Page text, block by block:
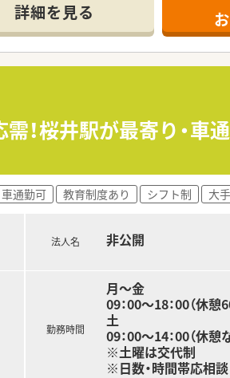
もお気軽にご相談下さい。
だけます。
子の看護休暇、介護休暇等の休暇制度
取得実績も多数！
ラブ）への加入等もございます。
詳細を見る
！桜井駅が最寄り・
車通勤可 教育制度あり シフト制 大
法人名 非公開
勤務時間
月～金
09：00～18：00（休憩
土
09：00～14：00（休憩
※土曜は交代制
※日数・時間帯応相談